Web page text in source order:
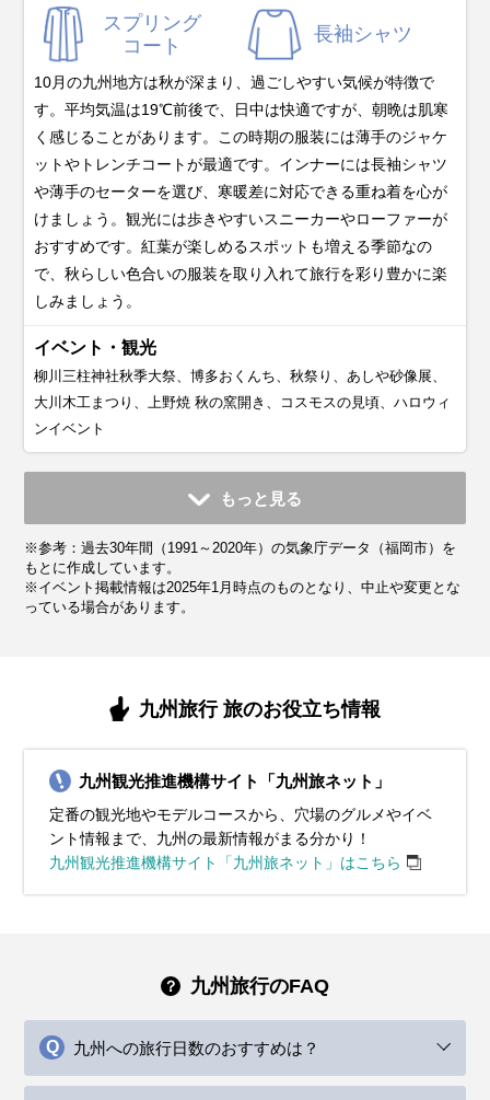
スプリング
コート
長袖シャツ
10月の九州地方は秋が深まり、過ごしやすい気候が特徴で
す。平均気温は19℃前後で、日中は快適ですが、朝晩は肌寒
く感じることがあります。この時期の服装には薄手のジャケ
ットやトレンチコートが最適です。インナーには長袖シャツ
や薄手のセーターを選び、寒暖差に対応できる重ね着を心が
けましょう。観光には歩きやすいスニーカーやローファーが
おすすめです。紅葉が楽しめるスポットも増える季節なの
で、秋らしい色合いの服装を取り入れて旅行を彩り豊かに楽
しみましょう。
イベント・観光
柳川三柱神社秋季大祭、博多おくんち、秋祭り、あしや砂像展、
大川木工まつり、上野焼 秋の窯開き、コスモスの見頃、ハロウィ
ンイベント
11月
平均気温・降水量
14.2℃ 91.4mm
気候・服装
11月の九州地方は秋が深まり、紅葉が美しい観光シーズンと
ーディガンや軽めのコートを用意し、寒さをしのぐ工夫が必
要です。インナーにはセーターやタートルネックを選び、暖
かさを確保しましょう。足元には防寒性のあるスニーカーや
ショートブーツがおすすめです。また、ストールや手袋を携
帯して、紅葉狩りや夜間観光にも快適に過ごせる準備をしま
節まつり、イルミネーションシーズン、紅葉シーズン、クリスマ
スイベント
12月
平均気温・降水量
9.1℃ 67.5mm
気候・服装
12月の九州地方は冬の寒さが本格化し、平均気温は約9℃、
ックやフリース素材を取り入れてしっかり防寒対策をしてく
ださい。マフラーや手袋、ニット帽などの防寒小物を活用
し、冷たい風から体を守る工夫が重要です。観光地ではクリ
スマスイルミネーションや年末のイベントが多く開催される
ため、長時間歩く場合にも快適な防寒靴を選びましょう。寒
クティビティシーズン、イルミネーションシーズン、いちご狩
り、紅葉シーズン、クリスマスイベント
1月
平均気温・降水量
6.9℃ 74.4mm
気候・服装
1月の九州地方は冬の真っ只中で、平均気温は約7℃、最低気
う。インナーにはヒートテックやフリース素材の服を取り入
れて、体を暖かく保つことが大切です。また、手袋やマフラ
ー、ニット帽で寒さを和らげましょう。足元は防寒性の高い
ブーツや滑りにくいソールのスニーカーを選ぶと快適です。
九州地方の都市部では風が強い日もあるため、風を通しにく
十日恵比須祭り、大善寺玉垂宮 鬼夜、玉取祭、太宰府天満宮 鬼
ーズン、いちご狩り、
2月
平均気温・降水量
7.8℃ 69.8mm
気候・服装
2月の九州地方も冬らしい寒さが続きますが、少しずつ日差
ンジャケットや厚手のコートを基本に、セーターや長袖シャ
ツをインナーに選びましょう。冷え込みが厳しい朝晩には、
手袋やマフラーを着用して防寒対策を強化してください。観
光中に暖かい飲み物を携帯するなど、快適に過ごす工夫も重
要です。九州地方市内の観光には歩きやすいスニーカーがお
柳川雛祭り さげもんめぐり、赤間宿まつり、八女ぼんぼりまつ
頃、日本酒蔵びらき（各地）、いちご狩り
3月
平均気温・降水量
10.8℃ 103.7mm
気候・服装
3月の九州地方は春の訪れを感じる季節で、平均気温は10℃
ツや薄手のセーターを選び、重ね着で調整できる服装が適し
ています。日中は暖かく感じる日も多いので、軽めのカーデ
ィガンを持ち歩くと安心です。九州地方では桜が咲き始める
観光地もあり、明るい色の服装で春らしい装いを楽しむこと
ができます。動きやすさと季節感を意識して、快適な旅を演
柳川雛祭り さげもんめぐり、柳川流鏑馬、八女ぼんぼりまつり、
地）、桜まつり（各地）、いちご狩り
4月
平均気温・降水量
15.4℃ 118.2mm
気候・服装
4月の九州地方は春本番で、桜が満開となる絶好の観光シー
時期の服装には、薄手のジャケットやカーディガンが適して
います。インナーには長袖シャツやブラウスを合わせ、重ね
着で気温に合わせた調整を心がけましょう。観光地では歩き
やすいスニーカーを履くと快適です。また、突然の雨に備え
て折りたたみ傘を持参しましょう。春の九州地方を満喫する
柳川雛祭り さげもんめぐり、藤まつり（各地）、太宰府天満宮更
5月
平均気温・降水量
19.9℃ 133.7mm
気候・服装
5月の九州地方は初夏の爽やかな気候で、観光にも最適な季
ャケットを選び、日中は半袖シャツや軽めのパンツ、スカー
トで快適に過ごせます。ただし、朝晩は涼しく感じることが
あるため、脱ぎ着しやすい服装がおすすめです。また、紫外
線対策として帽子や日焼け止めを携帯すると安心です。観光
名所を巡る際は、動きやすいスニーカーやサンダルを履い
博多どんたく港まつり、風治八幡宮 川渡り神幸祭、糸田祇園山
ント、藤の見頃、あじさいの見頃、
6月
平均気温・降水量
23.3℃ 249.6mm
気候・服装
6月の九州地方は梅雨の時期に入り、雨の日が多くなりま
ス、軽めのパンツを選び、湿気対策として速乾性のある素材
を活用するのがおすすめです。また、防水性の高いレインジ
ャケットや折りたたみ傘を必ず持参してください。靴は防水
加工されたスニーカーやレインシューズを選ぶことで、雨の
日でも快適に観光を楽しめます。梅雨でも快適に九州地方観
府天満宮 花菖蒲の見頃、あじさいの見頃、風鈴祭り（各地）、ホ
タルまつり（各地）
7月
平均気温・降水量
27.4℃ 299.1mm
気候・服装
7月の九州地方は本格的な夏の暑さが始まり、平均気温は
してください。ショートパンツやスカートで快適なスタイル
を楽しむのがおすすめです。日中の強い日差しを避けるため
に、帽子やサングラス、日焼け止めをしっかりと活用しまし
ょう。冷房対策に薄手のカーディガンやストールを持参しま
しょう。水分補給をこまめに行いながら、夏の九州地方を快
博多祇園山笠、太宰府天満宮七夕祭、小倉祇園太鼓、北九州市の
ーズン、ひまわりの見頃、風鈴祭り（各地）
もっと見る
※参考：過去30年間（1991～2020年）の気象庁データ（福岡市）を
もとに作成しています。
※イベント掲載情報は2025年1月時点のものとなり、中止や変更とな
っている場合があります。
九州旅行 旅のお役立ち情報
九州観光推進機構サイト「九州旅ネット」
定番の観光地やモデルコースから、穴場のグルメやイベ
ント情報まで、九州の最新情報がまる分かり！
九州観光推進機構サイト「九州旅ネット」はこちら
九州旅行のFAQ
九州への旅行日数のおすすめは？